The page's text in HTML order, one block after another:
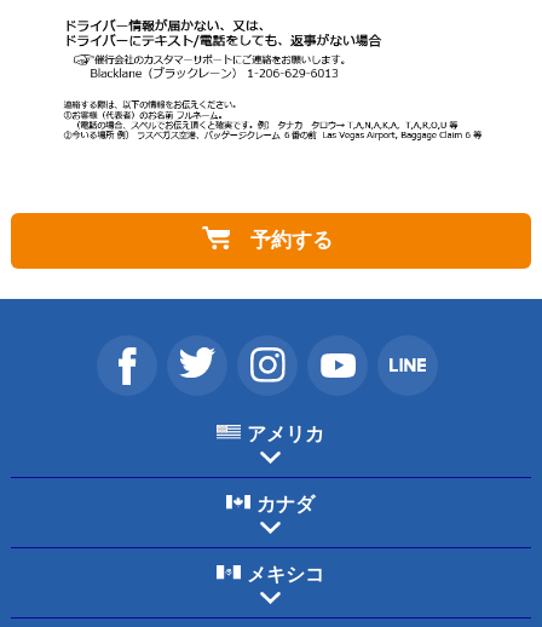
予約する
アメリカ
カナダ
メキシコ